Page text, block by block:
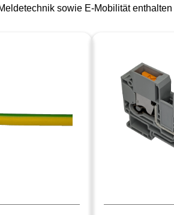
sowie E-Mobilität